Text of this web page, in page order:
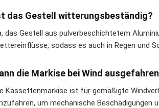
das Gestell witterungsbeständig?
das Gestell aus pulverbeschichtetem
sodass es auch in Regen und
die Markise bei Wind
Kassettenmarkise ist für gemäßigte
um mechanische Beschädigungen